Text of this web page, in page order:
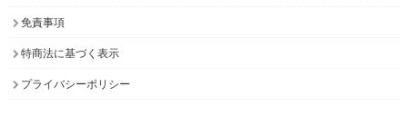
免責事項
特商法に基づく表示
プライバシーポリシー